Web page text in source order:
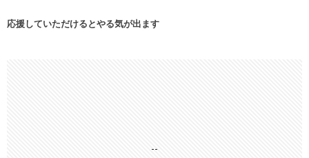
応援していただけるとやる気が出ます
--